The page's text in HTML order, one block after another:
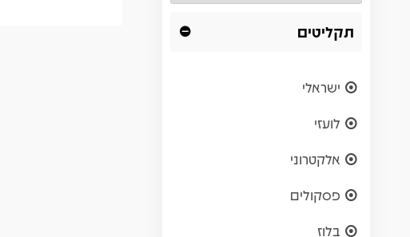
תקליטים
ישראלי
לועזי
אלקטרוני
פסקולים
בלוז